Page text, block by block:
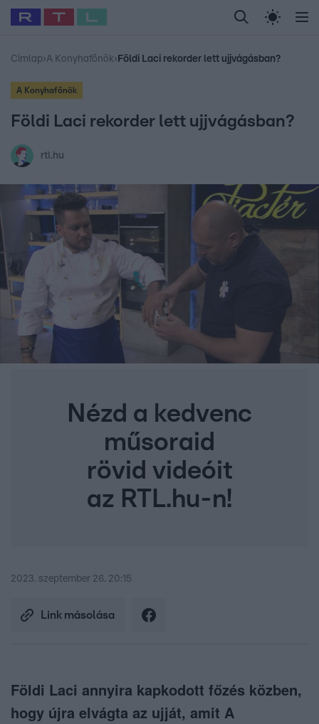
Legfrissebb RTL Híradó Randi Celeb vagyok,
Babits Marcella Most Wanted Gallusz
Címlap›A Konyhafőnök› Földi Laci rekorder lett ujjvágásban?
A Konyhafőnök
Földi Laci rekorder lett ujjvágásban?
rtl.hu
Nézd a kedvenc
műsoraid
rövid videóit
az RTL.hu-n!
2023. szeptember 26. 20:15
Link másolása
Földi Laci annyira kapkodott főzés közben,
hogy újra elvágta az ujját, amit A